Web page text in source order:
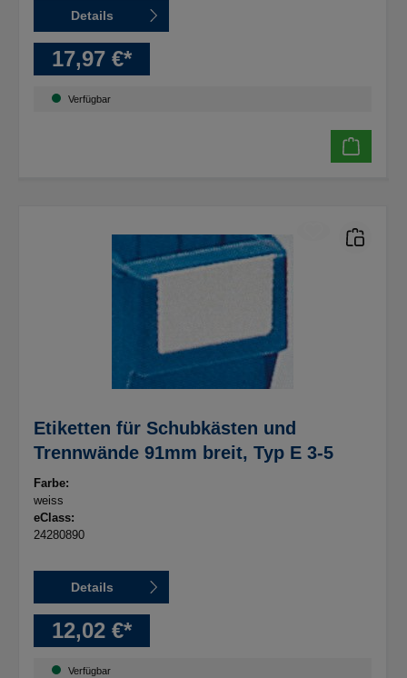
Details
17,97 €*
Verfügbar
Etiketten für Schubkästen und
Trennwände 91mm breit, Typ E 3-5
Farbe:
weiss
eClass:
24280890
Details
12,02 €*
Verfügbar